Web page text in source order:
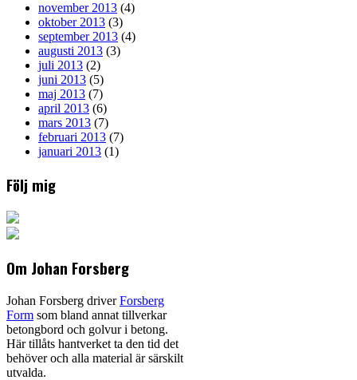
november 2013 (4)
oktober 2013 (3)
september 2013 (4)
augusti 2013 (3)
juli 2013 (2)
juni 2013 (5)
maj 2013 (7)
april 2013 (6)
mars 2013 (7)
februari 2013 (7)
januari 2013 (1)
Följ mig
Om Johan Forsberg
Johan Forsberg driverForsberg
Form som bland annat tillverkar
betongbord och golvur i betong.
Här tillåts hantverket ta den tid det
behöver och alla material är särskilt
utvalda.